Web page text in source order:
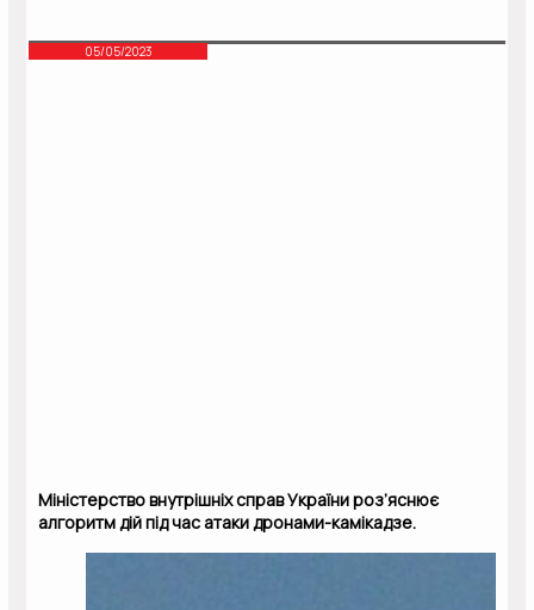
05/05/2023
Міністерство внутрішніх справ України роз’яснює
алгоритм дій під час атаки дронами-камікадзе.